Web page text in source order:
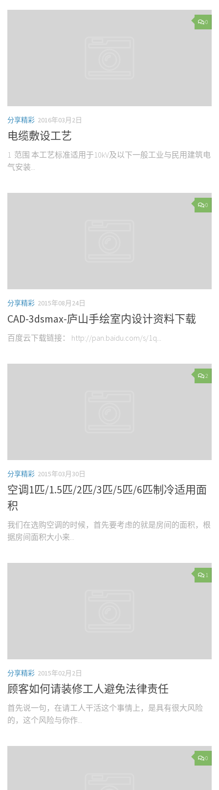
0
分享精彩 2016年03月2日
电缆敷设工艺
1 范围 本工艺标准适用于10kV及以下一般工业与民用建筑电
气安装...
0
分享精彩 2015年08月24日
CAD-3dsmax-庐山手绘室内设计资料下载
百度云下载链接： http://pan.baidu.com/s/1q...
2
分享精彩 2015年03月30日
空调1匹/1.5匹/2匹/3匹/5匹/6匹制冷适用面
积
我们在选购空调的时候，首先要考虑的就是房间的面积，根
据房间面积大小来...
1
分享精彩 2015年02月2日
顾客如何请装修工人避免法律责任
首先说一句，在请工人干活这个事情上，是具有很大风险
的，这个风险与你作...
0